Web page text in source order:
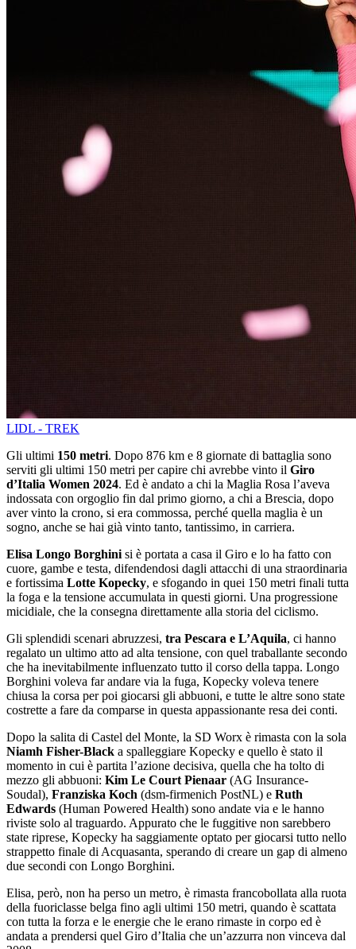
LIDL - TREK
Gli ultimi 150 metri. Dopo 876 km e 8 giornate di battaglia sono
serviti gli ultimi 150 metri per capire chi avrebbe vinto il Giro
d’Italia Women 2024. Ed è andato a chi la Maglia Rosa l’aveva
indossata con orgoglio fin dal primo giorno, a chi a Brescia, dopo
aver vinto la crono, si era commossa, perché quella maglia è un
sogno, anche se hai già vinto tanto, tantissimo, in carriera.
Elisa Longo Borghini si è portata a casa il Giro e lo ha fatto con
cuore, gambe e testa, difendendosi dagli attacchi di una straordinaria
e fortissima Lotte Kopecky, e sfogando in quei 150 metri finali tutta
la foga e la tensione accumulata in questi giorni. Una progressione
micidiale, che la consegna direttamente alla storia del ciclismo.
Gli splendidi scenari abruzzesi, tra Pescara e L’Aquila, ci hanno
regalato un ultimo atto ad alta tensione, con quel traballante secondo
che ha inevitabilmente influenzato tutto il corso della tappa. Longo
Borghini voleva far andare via la fuga, Kopecky voleva tenere
chiusa la corsa per poi giocarsi gli abbuoni, e tutte le altre sono state
costrette a fare da comparse in questa appassionante resa dei conti.
Dopo la salita di Castel del Monte, la SD Worx è rimasta con la sola
Niamh Fisher-Black a spalleggiare Kopecky e quello è stato il
momento in cui è partita l’azione decisiva, quella che ha tolto di
mezzo gli abbuoni: Kim Le Court Pienaar (AG Insurance-
Soudal), Franziska Koch (dsm-firmenich PostNL) e Ruth
Edwards (Human Powered Health) sono andate via e le hanno
riviste solo al traguardo. Appurato che le fuggitive non sarebbero
state riprese, Kopecky ha saggiamente optato per giocarsi tutto nello
strappetto finale di Acquasanta, sperando di creare un gap di almeno
due secondi con Longo Borghini.
Elisa, però, non ha perso un metro, è rimasta francobollata alla ruota
della fuoriclasse belga fino agli ultimi 150 metri, quando è scattata
con tutta la forza e le energie che le erano rimaste in corpo ed è
andata a prendersi quel Giro d’Italia che un’azzurra non vinceva dal